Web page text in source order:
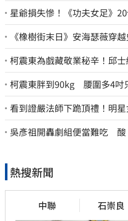
星爺損失慘！《功夫女足》
《橡樹街末日》安海瑟薇穿
柯震東為戲藏敬業秘辛！邱
柯震東胖到90kg 腰圍多4吋
看到證嚴法師下跪頂禮！明
慈濟…全家爽睡黃金堆
吳彥祖開轟劇組便當難吃 酸
熱搜新聞
中聯 石崇良